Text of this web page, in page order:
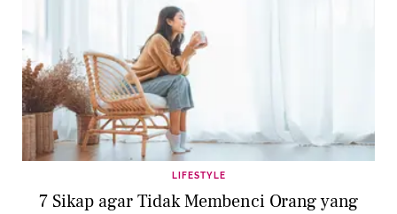
LIFESTYLE
7 Sikap agar Tidak Membenci Orang yang